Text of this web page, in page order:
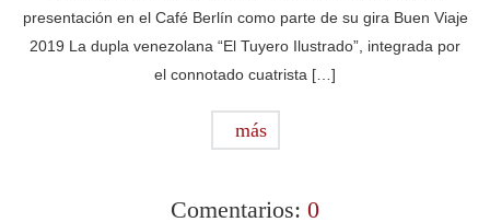
presentación en el Café Berlín como parte de su gira Buen Viaje
2019 La dupla venezolana “El Tuyero Ilustrado”, integrada por
el connotado cuatrista […]
más
Comentarios: 0